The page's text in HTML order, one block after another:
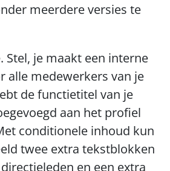
meerdere versies te
Stel, je maakt een interne
alle medewerkers van je
de functietitel van je
aan het profiel
conditionele inhoud kun
twee extra tekstblokken
en een extra